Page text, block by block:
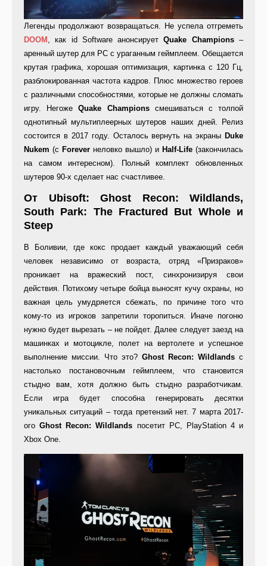
Легенды продолжают возвращаться. Не успела отгреметь
DOOM
, как id Software анонсируетQuake Champions–
аренный шутер для PC с ураганным геймплеем. Обещается
крутая графика, хорошая оптимизация, картинка с 120 Гц,
разблокированная частота кадров. Плюс множество героев
с различными способностями, которые не должны сломать
игру. НегожеQuake Championsсмешиваться с толпой
однотипный мультиплеерных шутеров наших дней. Релиз
состоится в 2017 году. Осталось вернуть на экраны Duke
Nukem (с Forever неловко вышло) и Half-Life (закончилась
на самом интересном). Полный комплект обновленных
шутеров 90-х сделает нас счастливее.
От Ubisoft: Ghost Recon: Wildlands,
South Park: The Fractured But Whole и
Steep
В Боливии, где кокс продает каждый уважающий себя
человек независимо от возраста, отряд «Призраков»
проникает на вражеский пост, синхронизируя свои
действия. Потихому четыре бойца выносят кучу охраны, но
важная цель умудряется сбежать, по причине того что
кому-то из игроков запретили торопиться. Иначе погоню
нужно будет вырезать – не пойдет. Далее следует заезд на
машинках и мотоцикле, полет на вертолете и успешное
выполнение миссии. Что это? Ghost Recon: Wildlands с
настолько постановочным геймплеем, что становится
стыдно вам, хотя должно быть стыдно разработчикам.
Если игра будет способна генерировать десятки
уникальных ситуаций – тогда претензий нет. 7 марта 2017-
огоGhost Recon: Wildlands посетит PC, PlayStation 4 и
Xbox One.